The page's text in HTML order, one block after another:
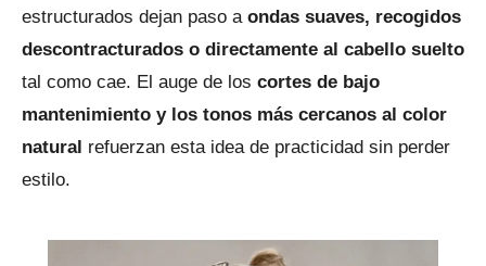
estructurados dejan paso a ondas suaves, recogidos
descontracturados o directamente al cabello suelto
tal como cae. El auge de los cortes de bajo
mantenimiento y los tonos más cercanos al color
natural refuerzan esta idea de practicidad sin perder
estilo.